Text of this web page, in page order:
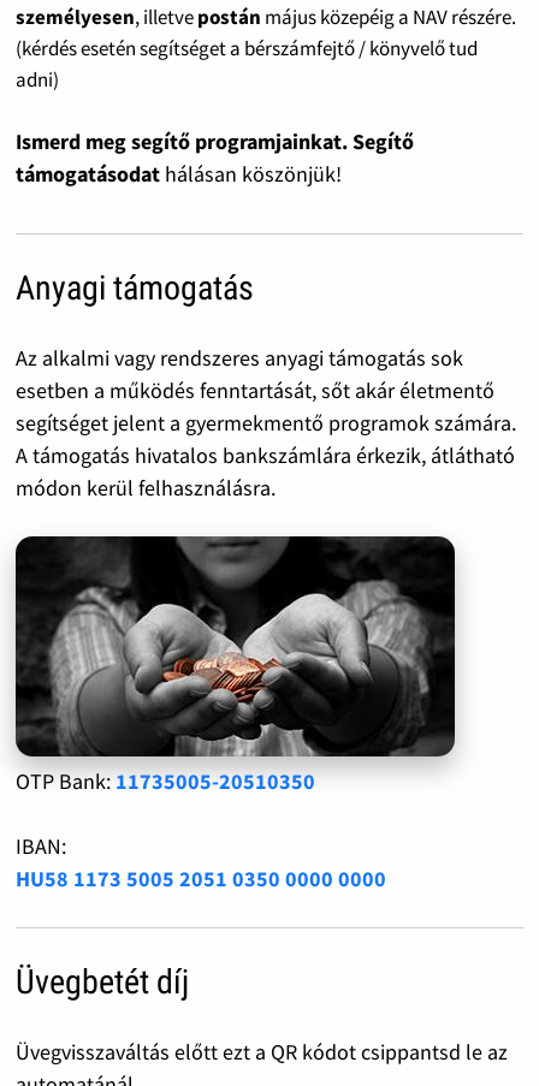
személyesen, illetvepostán május közepéig a NAV részére.
(kérdés esetén segítséget a bérszámfejtő / könyvelő tud
adni)
Ismerd meg segítő programjainkat. Segítő
támogatásodat hálásan köszönjük!
Anyagi támogatás
Az alkalmi vagy rendszeres anyagi támogatás sok
esetben a működés fenntartását, sőt akár életmentő
segítséget jelent a gyermekmentő programok számára.
A támogatás hivatalos bankszámlára érkezik, átlátható
módon kerül felhasználásra.
OTP Bank: 11735005-20510350
IBAN:
HU58 1173 5005 2051 0350 0000 0000
Üvegbetét díj
Üvegvisszaváltás előtt ezt a QR kódot csippantsd le az